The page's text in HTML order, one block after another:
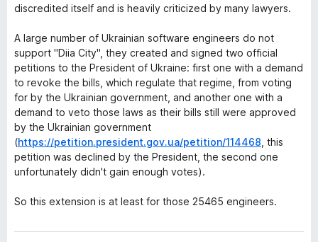
discredited itself and is heavily criticized by many lawyers.
A large number of Ukrainian software engineers do not
support "Diia City", they created and signed two official
petitions to the President of Ukraine: first one with a demand
to revoke the bills, which regulate that regime, from voting
for by the Ukrainian government, and another one with a
demand to veto those laws as their bills still were approved
by the Ukrainian government
(https://petition.president.gov.ua/petition/114468 , this
petition was declined by the President, the second one
unfortunately didn't gain enough votes).
So this extension is at least for those 25465 engineers.